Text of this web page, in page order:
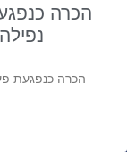
הכרה
הכרה כנפגעת